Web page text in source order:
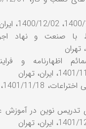
اظهارنامه و
تدریس نوین در آموزش